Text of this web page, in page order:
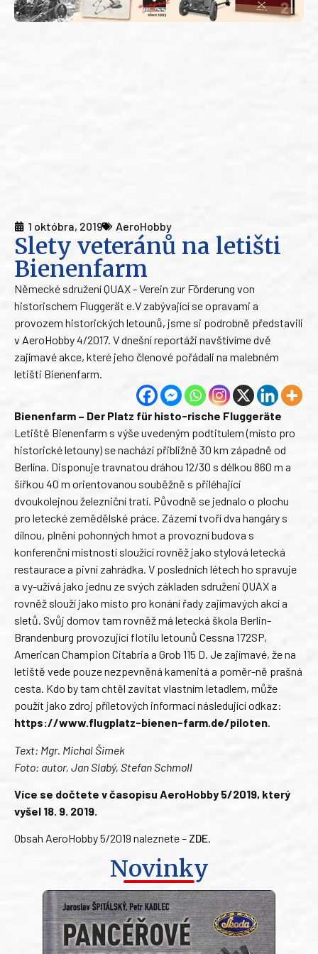
1 októbra, 2019 AeroHobby
Slety veteránů na letišti
Bienenfarm
Německé sdružení QUAX - Verein zur Förderung von
historischem Fluggerät e.V zabývající se opravami a
provozem historických letounů, jsme si podrobně představili
v AeroHobby 4/2017. V dnešní reportáži navštívíme dvě
zajímavé akce, které jeho členové pořádali na malebném
letišti Bienenfarm.
Bienenfarm – Der Platz für histo-rische Fluggeräte
Letiště Bienenfarm s výše uvedeným podtitulem (místo pro
historické letouny) se nachází přibližně 30 km západně od
Berlína. Disponuje travnatou dráhou 12/30 s délkou 860 m a
šířkou 40 m orientovanou souběžně s přiléhající
dvoukolejnou železniční tratí. Původně se jednalo o plochu
pro letecké zemědělské práce. Zázemí tvoří dva hangáry s
dílnou, plnění pohonných hmot a provozní budova s
konferenční místností sloužící rovněž jako stylová letecká
restaurace a pivní zahrádka. V posledních létech ho spravuje
a vy-užívá jako jednu ze svých základen sdružení QUAX a
rovněž slouží jako místo pro konání řady zajímavých akcí a
sletů. Svůj domov tam rovněž má letecká škola Berlin-
Brandenburg provozující flotilu letounů Cessna 172SP,
American Champion Citabria a Grob 115 D. Je zajímavé, že na
letiště vede pouze nezpevněná kamenitá a poměr-ně prašná
cesta. Kdo by tam chtěl zavítat vlastním letadlem, může
použít jako zdroj příletových informací následující odkaz:
https://www.flugplatz-bienen-farm.de/piloten.
Text: Mgr. Michal Šimek
Foto: autor, Jan Slabý, Stefan Schmoll
Více se dočtete v časopisu AeroHobby 5/2019, který
vyšel 18. 9. 2019.
Obsah AeroHobby 5/2019 naleznete – ZDE.
Novinky